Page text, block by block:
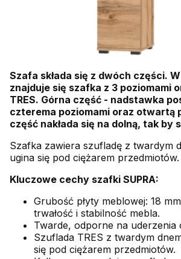
Szafa składa się z dwóch części.
znajduje się szafka z 3 poziomami
TRES. Górna część - nadstawka
czterema poziomami oraz otwartą
część nakłada się na dolną, tak by
Szafka zawiera szufladę z twardym
ugina się pod ciężarem przedmiotów.
Kluczowe cechy szafki SUPRA:
Grubość płyty meblowej: 18
trwałość i stabilność mebla.
Twarde, odporne na uderzenia
Szuflada TRES z twardym
się pod ciężarem przedmiotów.